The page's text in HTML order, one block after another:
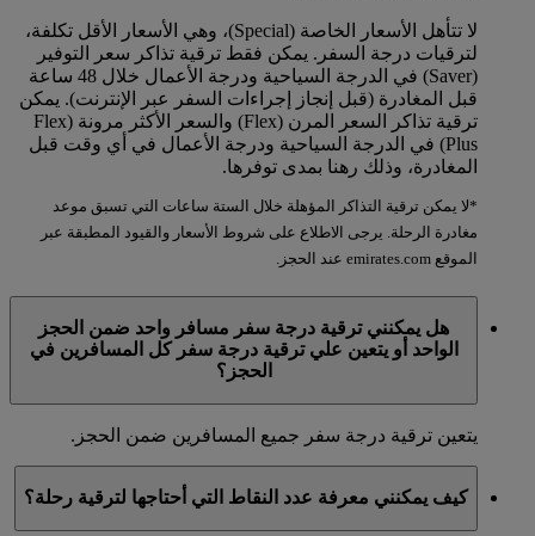
لا تتأهل الأسعار الخاصة (Special)، وهي الأسعار الأقل تكلفة،
لترقيات درجة السفر. يمكن فقط ترقية تذاكر سعر التوفير
(Saver) في الدرجة السياحية ودرجة الأعمال خلال 48 ساعة
قبل المغادرة (قبل إنجاز إجراءات السفر عبر الإنترنت). يمكن
ترقية تذاكر السعر المرن (Flex) والسعر الأكثر مرونة (Flex
Plus) في الدرجة السياحية ودرجة الأعمال في أي وقت قبل
المغادرة، وذلك رهنا بمدى توفرها.
*لا يمكن ترقية التذاكر المؤهلة خلال الستة ساعات التي تسبق موعد
مغادرة الرحلة. يرجى الاطلاع على شروط الأسعار والقيود المطبقة عبر
الموقع emirates.com عند الحجز.
هل يمكنني ترقية درجة سفر مسافر واحد ضمن الحجز
الواحد أو يتعين علي ترقية درجة سفر كل المسافرين في
الحجز؟
يتعين ترقية درجة سفر جميع المسافرين ضمن الحجز.
كيف يمكنني معرفة عدد النقاط التي أحتاجها لترقية رحلة؟